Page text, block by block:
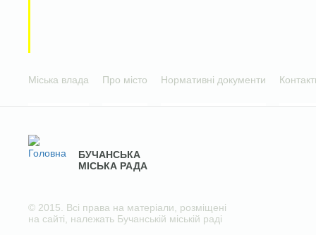
Міська влада Про місто Нормативні документи
БУЧАНСЬКА
МІСЬКА РАДА
© 2015. Всі права на матеріали, розміщені
на сайті, належать Бучанській міській раді